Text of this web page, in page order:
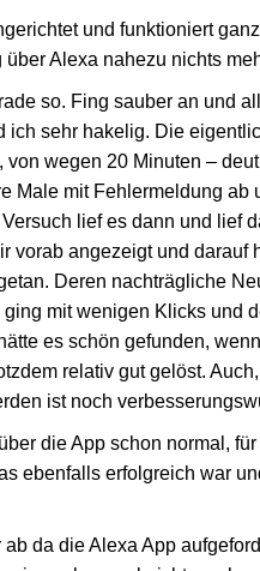
und funktioniert
über Alexa nahezu nichts
so. Fing sauber an und
ich sehr hakelig. Die
von wegen 20 Minuten –
Male mit Fehlermeldung
lief es dann und lief
vorab angezeigt und
Deren nachträgliche
mit wenigen Klicks und
es schön gefunden,
relativ gut gelöst.
ist noch
die App schon normal,
ebenfalls erfolgreich war
da die Alexa App